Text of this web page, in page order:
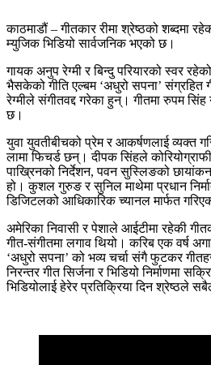
काठमाडौं – गीतकार रीमा श्रेष्ठको शब्दमा
म्युजिक भिडियो सार्वजनिक भएको छ।
गायक अनुप रेग्मी र बिन्दु परियारको स्वर
भैसकेको गीति एल्बम ‘अधुरो सपना’ संग्रहित
रेग्मीले संगीतवद्द गरेका हुन्। गीतमा रुपम
छ।
युवा युवतीबीचको प्रेम र आकर्षणलाई व्यक्त
लामा फिचर्ड छन्। दीपक सिंहले
पाख्रिनको निर्देशन, पवन सुस्लिङको छायांकन
हो। कुशल गुरुङ र सुनिल माथेमा प्रधान
डिजिटलको आधिकारिक च्यानल मार्फत
अमेरिका निवासी र पेशाले आईटीमा रहेकी
गीत-संगीतमा लगाव थियो। करिब एक वर्ष
‘अधुरो सपना’ को भव्य चर्चा संगै फुटकर
निरन्तर गीत सिर्जना र भिडियो निर्माणमा
भिडियोलाई हेरेर प्रतिक्रिया दिन श्रेष्ठले